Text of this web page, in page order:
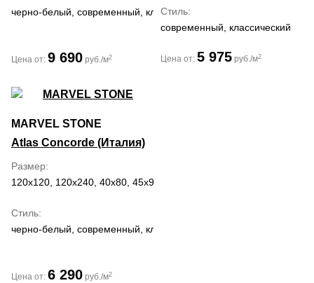
черно-белый, современный, классический
Цена от: 9 690 руб./м2
Стиль
современный, классический
Цена от: 5 975 руб./м2
MARVEL STONE
Atlas Concorde (Италия)
Размер
120x120, 120x240, 40x80, 45x90, 50x120, 60x120, 60x60, 75x150,
Стиль
черно-белый, современный, классический, романтизм
Цена от: 6 290 руб./м2